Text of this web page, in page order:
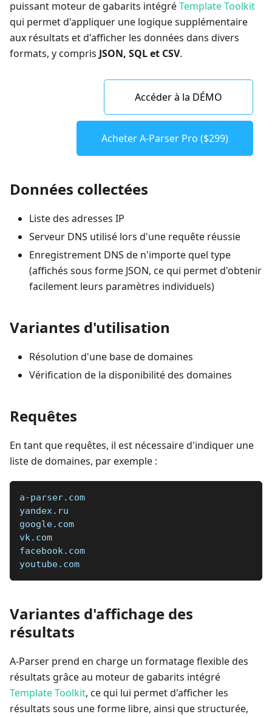
puissant moteur de gabarits intégréTemplate Toolkit
qui permet d'appliquer une logique supplémentaire
aux résultats et d'afficher les données dans divers
formats, y compris JSON, SQL et CSV.
Accéder à la DÉMO
Acheter A-Parser Pro ($299)
Données collectées
Liste des adresses IP
Serveur DNS utilisé lors d'une requête réussie
Enregistrement DNS de n'importe quel type
(affichés sous forme JSON, ce qui permet d'obtenir
facilement leurs paramètres individuels)
Variantes d'utilisation
Résolution d'une base de domaines
Vérification de la disponibilité des domaines
Requêtes
En tant que requêtes, il est nécessaire d'indiquer une
liste de domaines, par exemple :
a-parser.com
yandex.ru
google.com
vk.com
facebook.com
youtube.com
Variantes d'affichage des
résultats
A-Parser prend en charge un formatage flexible des
résultats grâce au moteur de gabarits intégré
Template Toolkit, ce qui lui permet d'afficher les
résultats sous une forme libre, ainsi que structurée,